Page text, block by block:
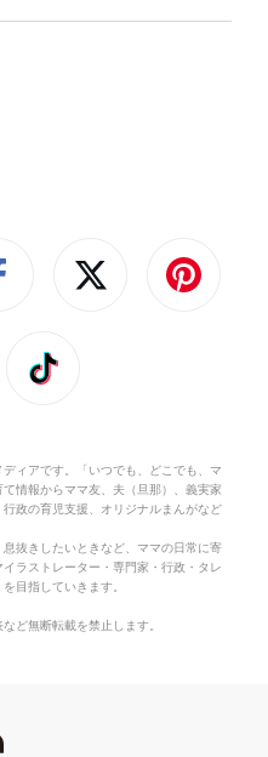
ィアです。「いつでも、どこでも、マ
情報からママ友、夫（旦那）、義実家
政の育児支援、オリジナルまんがなど
抜きしたいときなど、ママの日常に寄
ラストレーター・専門家・行政・タレ
目指していきます。
ど無断転載を禁止します。